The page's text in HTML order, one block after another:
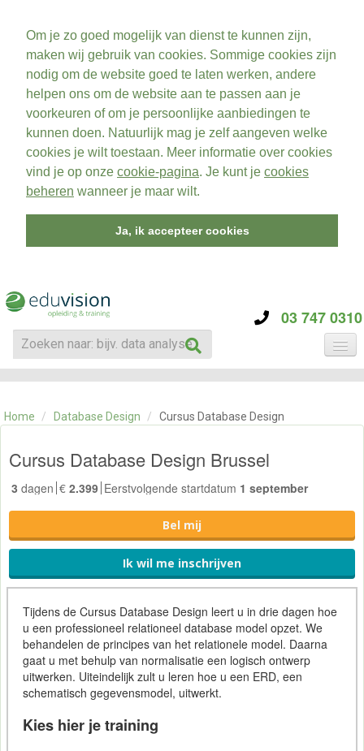
Om je zo goed mogelijk van dienst te kunnen zijn,
maken wij gebruik van cookies. Sommige cookies zijn
nodig om de website goed te laten werken, andere
helpen ons om de website aan te passen aan je
voorkeuren of om je persoonlijke aanbiedingen te
kunnen doen. Natuurlijk mag je zelf aangeven welke
cookies je wilt toestaan. Meer informatie over cookies
vind je op onze cookie-pagina. Je kunt je cookies
beheren wanneer je maar wilt.
Ja, ik accepteer cookies
03 747 0310
CATEGORIE
OVER ONS
SKILLS ALCHEMIST
Home / Database Design / Cursus Database Design
Cursus Database Design Brussel
3 dagen € 2.399 Eerstvolgende startdatum 1 september
Bel mij
Ik wil me inschrijven
Tijdens de Cursus Database Design leert u in drie dagen hoe
u een professioneel relationeel database model opzet. We
behandelen de principes van het relationele model. Daarna
gaat u met behulp van normalisatie een logisch ontwerp
uitwerken. Uiteindelijk zult u leren hoe u een ERD, een
schematisch gegevensmodel, uitwerkt.
Kies hier je training